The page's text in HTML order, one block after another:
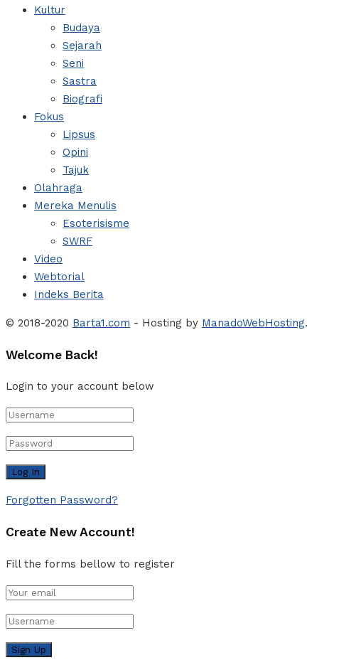
Kultur
Budaya
Sejarah
Seni
Sastra
Biografi
Fokus
Lipsus
Opini
Tajuk
Olahraga
Mereka Menulis
Esoterisisme
SWRF
Video
Webtorial
Indeks Berita
© 2018-2020 Barta1.com - Hosting by ManadoWebHosting.
Welcome Back!
Login to your account below
Forgotten Password?
Create New Account!
Fill the forms bellow to register